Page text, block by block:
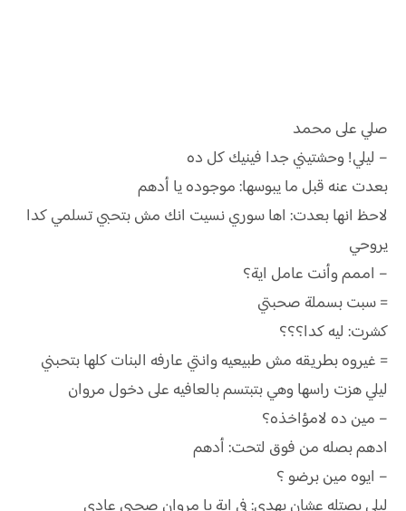
صلي على محمد
– ليلي! وحشتيني جدا فينيك كل ده
بعدت عنه قبل ما يبوسها: موجوده يا أدهم
لاحظ انها بعدت: اها سوري نسيت انك مش بتحبي تسلمي كدا
يروحي
– اممم وأنت عامل اية؟
= سبت بسملة صحبتي
كشرت: ليه كدا؟؟؟
= غيروه بطريقه مش طبيعيه وانتي عارفه البنات كلها بتحبني
ليلي هزت راسها وهي بتبتسم بالعافيه على دخول مروان
– مين ده لامؤاخذه؟
ادهم بصله من فوق لتحت: أدهم
– ايوه مين برضو ؟